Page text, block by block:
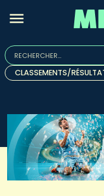
Rechercher :
Quand les résultats
CLASSEMENTS/